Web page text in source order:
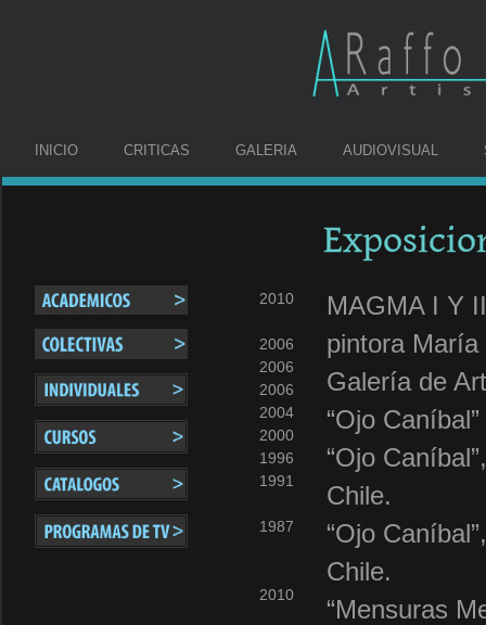
INICIO CRITICAS GALERIA AUDIOVISUAL
2010
2006
2006
2006
2004
2000
1996
1991
1987
2010
MAGMA I Y
pintora
Galería de
“Ojo
“Ojo
Chile.
“Ojo
Chile.
“Mensuras